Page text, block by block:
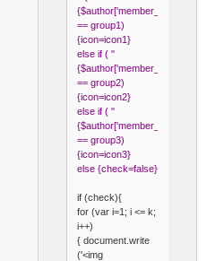
{$author['member_group']}"
== group1)
{icon=icon1}
else if ( "
{$author['member_group']}"
== group2)
{icon=icon2}
else if ( "
{$author['member_group']}"
== group3)
{icon=icon3}
else {check=false}
if (check){
for (var i=1; i <= k;
i++)
{ document.write
('<img